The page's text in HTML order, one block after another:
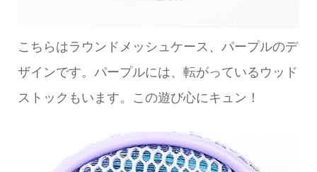
こちらはラウンドメッシュケース、パープルのデ
ザインです。パープルには、転がっているウッド
ストックもいます。この遊び心にキュン！